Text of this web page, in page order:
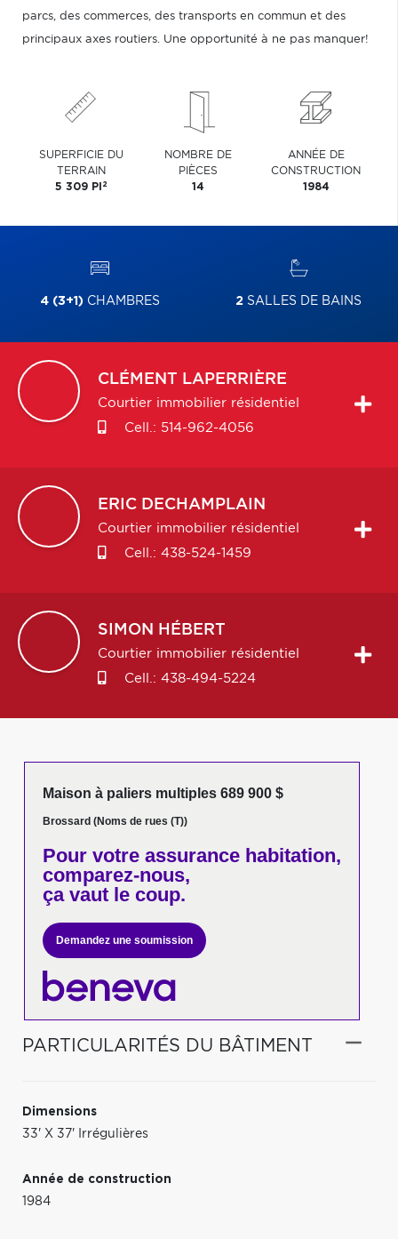
parcs, des commerces, des transports en commun et des
principaux axes routiers. Une opportunité à ne pas manquer!
SUPERFICIE DU
TERRAIN
5 309 PI 2
NOMBRE DE
PIÈCES
14
ANNÉE DE
CONSTRUCTION
1984
4 (3+1) CHAMBRES 2 SALLES DE BAINS
CLÉMENT LAPERRIÈRE
Courtier immobilier résidentiel
Cell.: 514-962-4056
ERIC DECHAMPLAIN
Courtier immobilier résidentiel
Cell.: 438-524-1459
SIMON HÉBERT
Courtier immobilier résidentiel
Cell.: 438-494-5224
Maison à paliers multiples 689 900 $
Brossard (Noms de rues (T))
Pour votreassurance habitation,
comparez-nous,
ça vaut le coup.
Demandez une soumission
PARTICULARITÉS DU BÂTIMENT
Dimensions
33' X 37' Irrégulières
Année de construction
1984